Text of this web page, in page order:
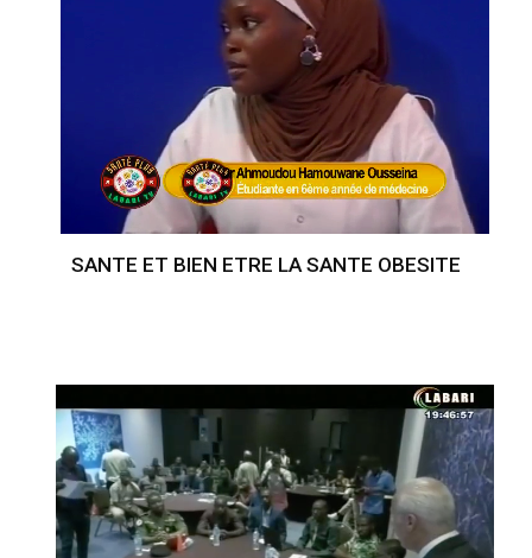
SANTE ET BIEN ETRE LA SANTE OBESITE